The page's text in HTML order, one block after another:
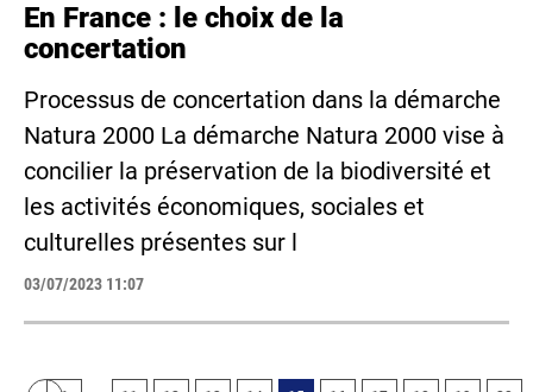
En France : le choix de la
concertation
Processus de concertation dans la démarche
Natura 2000 La démarche Natura 2000 vise à
concilier la préservation de la biodiversité et
les activités économiques, sociales et
culturelles présentes sur l
03/07/2023 11:07